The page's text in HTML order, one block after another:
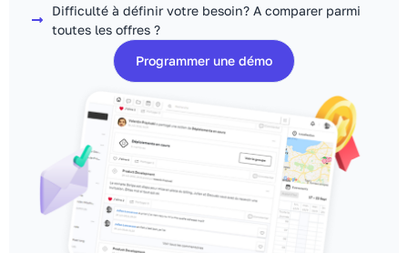
Difficulté à définir votre besoin? A comparer parmi
toutes les offres ?
Programmer une démo